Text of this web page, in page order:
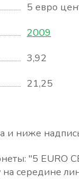
5 евро
2009
3,92
21,25
и ниже
"5 EURO
середине